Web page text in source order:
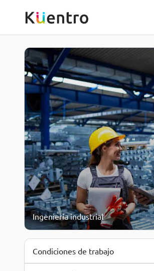
Ingeniería industrial
Condiciones de trabajo